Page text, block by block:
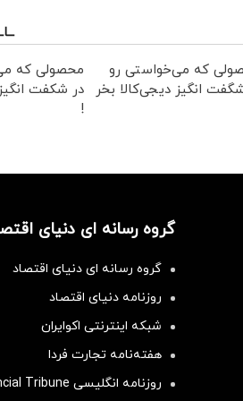
که می‌خواستی رو
انگیز دیجی‌کالا بخر
محصولی که
در شکفت
!
گروه رسانه ای دنیای
گروه رسانه ای دنیای اقتصاد
روزنامه دنیای اقتصاد
شبکه اینترنتی اکوایران
هفته‌نامه تجارت فردا
روزنامه انگلیسی Financial Tribune